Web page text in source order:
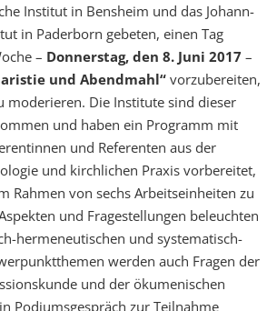
Institut in Bensheim und das Johann-
in Paderborn gebeten, einen Tag
– Donnerstag, den 8. Juni 2017 –
und Abendmahl“ vorzubereiten,
moderieren. Die Institute sind dieser
und haben ein Programm mit
und Referenten aus der
und kirchlichen Praxis vorbereitet,
Rahmen von sechs Arbeitseinheiten zu
und Fragestellungen beleuchten
hermeneutischen und systematisch-
werden auch Fragen der
und der ökumenischen
Podiumsgespräch zur Teilnahme